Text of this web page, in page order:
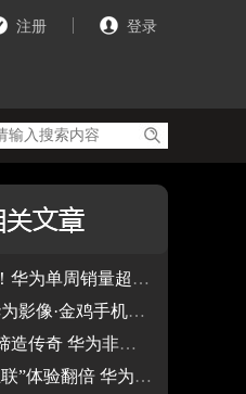
注册 登录
超越苹果，转转助力用户抢先用新机
手机电影计划”获奖影片新鲜出炉
非凡大师系列智慧尊贵新体验
华为Mate 60的最强搭子竟是它？